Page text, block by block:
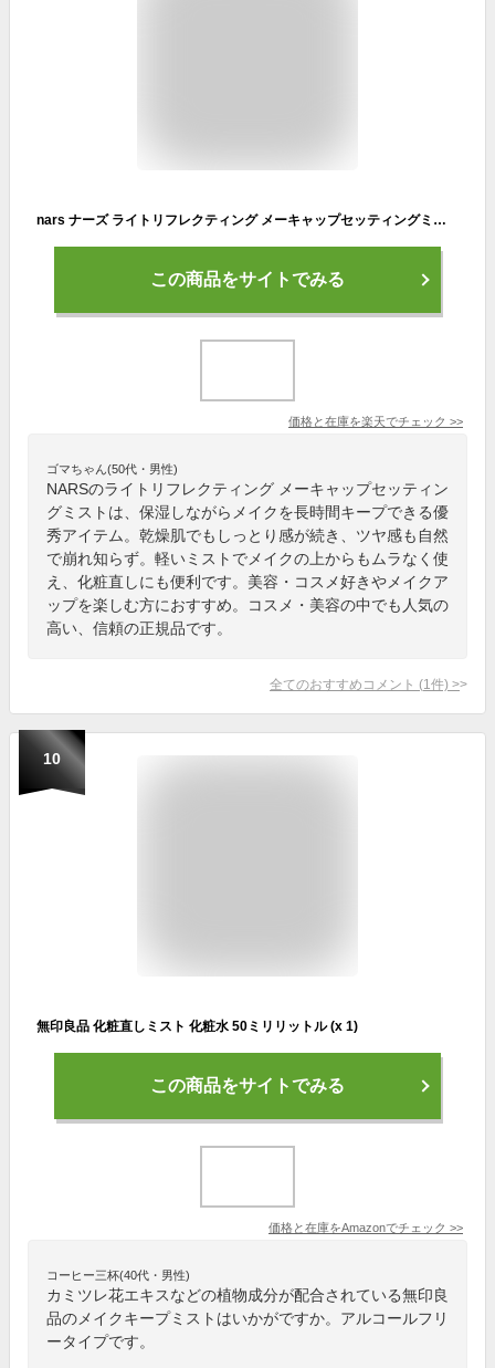
nars ナーズ ライトリフレクティング メーキャップセッティングミスト 90mL／ミスト化粧水 正規品 保湿 ミスト化粧水 メイクフィックススプレー 長時間キープ 化粧水スプレー 化粧直し ミスト
この商品をサイトでみる
価格と在庫を楽天でチェック >>
ゴマちゃん(50代・男性)
NARSのライトリフレクティング メーキャップセッティン
グミストは、保湿しながらメイクを長時間キープできる優
秀アイテム。乾燥肌でもしっとり感が続き、ツヤ感も自然
で崩れ知らず。軽いミストでメイクの上からもムラなく使
え、化粧直しにも便利です。美容・コスメ好きやメイクア
ップを楽しむ方におすすめ。コスメ・美容の中でも人気の
高い、信頼の正規品です。
全てのおすすめコメント (1 件) >
10
無印良品 化粧直しミスト 化粧水 50ミリリットル (x 1)
この商品をサイトでみる
価格と在庫をAmazonでチェック >>
コーヒー三杯(40代・男性)
カミツレ花エキスなどの植物成分が配合されている無印良
品のメイクキープミストはいかがですか。アルコールフリ
ータイプです。